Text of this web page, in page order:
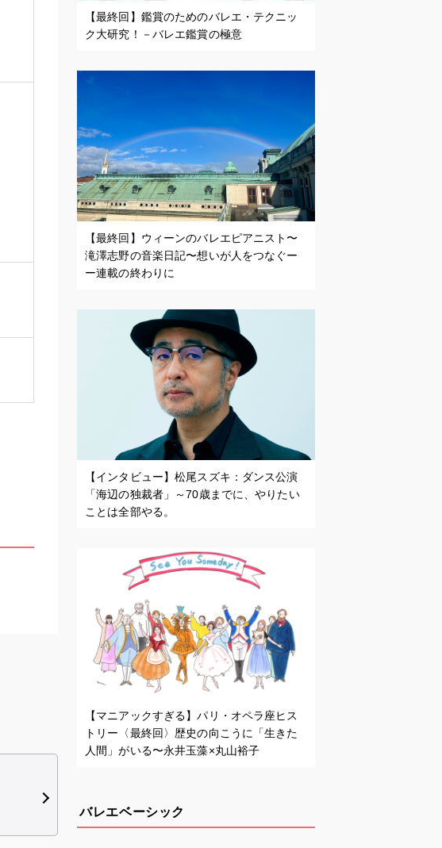
【最終回】鑑賞のためのバレエ・テクニッ
ク大研究！－バレエ鑑賞の極意
【最終回】ウィーンのバレエピアニスト〜
滝澤志野の音楽日記〜想いが人をつなぐー
ー連載の終わりに
【インタビュー】松尾スズキ：ダンス公演
「海辺の独裁者」～70歳までに、やりたい
ことは全部やる。
【マニアックすぎる】パリ・オペラ座ヒス
トリー〈最終回〉歴史の向こうに「生きた
人間」がいる〜永井玉藻×丸山裕子
バレエベーシック